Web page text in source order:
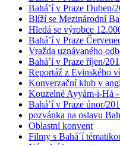
Bahá’í v Praze Duben/
Blíží se Mezinárodní
Hledá se výrobce
Bahá’í v Praze
Vražda uznávaného
Bahá’í v Praze říjen/
Reportáž z Evinského
Konverzační klub v
Kouzelné Ayyám-i-Há -
Bahá’í v Praze únor/
pozvánka na oslavu
Oblastní konvent
Filmy s Bahá´í